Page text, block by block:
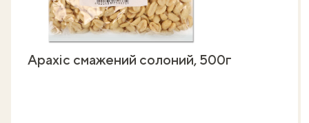
Арахіс смажений солоний, 500г